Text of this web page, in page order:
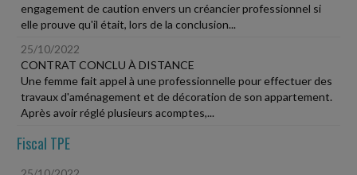
engagement de caution envers un créancier professionnel si
elle prouve qu'il était, lors de la conclusion...
25/10/2022
CONTRAT CONCLU À DISTANCE
Une femme fait appel à une professionnelle pour effectuer des
travaux d'aménagement et de décoration de son appartement.
Après avoir réglé plusieurs acomptes,...
Fiscal TPE